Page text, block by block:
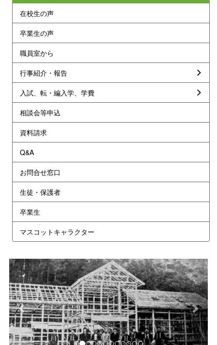
在校生の声
卒業生の声
職員室から
行事紹介・報告
入試、転・編入学、学費
相談会等申込
資料請求
Q&A
お問合せ窓口
生徒・保護者
卒業生
マスコットキャラクター
p
r
e
v
i
o
n
e
x
t